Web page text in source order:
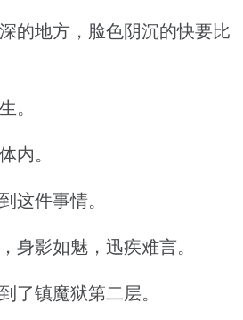
的地方，脸色阴沉的快要比
。
内。
这件事情。
影如魅，迅疾难言。
镇魔狱第二层。